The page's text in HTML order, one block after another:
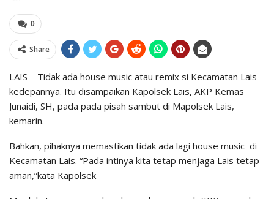
0
Share
LAIS – Tidak ada house music atau remix si Kecamatan Lais
kedepannya. Itu disampaikan Kapolsek Lais, AKP Kemas
Junaidi, SH, pada pada pisah sambut di Mapolsek Lais,
kemarin.
Bahkan, pihaknya memastikan tidak ada lagi house music di
Kecamatan Lais. “Pada intinya kita tetap menjaga Lais tetap
aman,”kata Kapolsek